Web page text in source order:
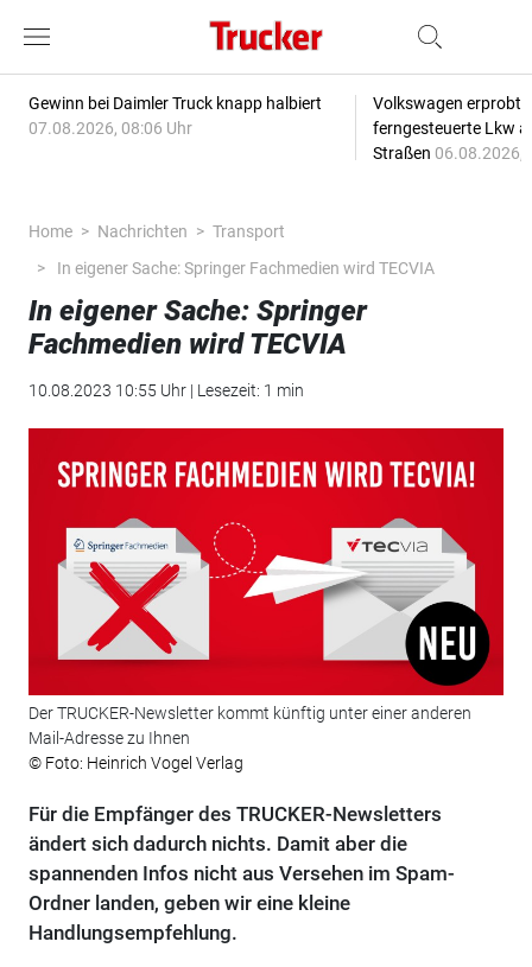
Gewinn bei Daimler Truck knapp halbiert
07.08.2026, 08:06 Uhr
Volkswagen erprobt
ferngesteuerte Lkw
Straßen 06.08.2026,
Home Nachrichten
Transport
In eigener Sache: Springer Fachmedien wird TECVIA
In eigener Sache: Springer
Fachmedien wird TECVIA
10.08.2023 10:55 Uhr | Lesezeit: 1 min
Der TRUCKER-Newsletter kommt künftig unter einer anderen
Mail-Adresse zu Ihnen
© Foto: Heinrich Vogel Verlag
Für die Empfänger des TRUCKER-Newsletters
ändert sich dadurch nichts. Damit aber die
spannenden Infos nicht aus Versehen im Spam-
Ordner landen, geben wir eine kleine
Handlungsempfehlung.